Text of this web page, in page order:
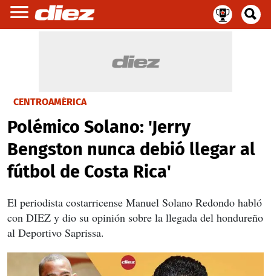
CENTROAMÉRICA
Polémico Solano: 'Jerry
Bengston nunca debió llegar al
fútbol de Costa Rica'
El periodista costarricense Manuel Solano Redondo habló
con DIEZ y dio su opinión sobre la llegada del hondureño
al Deportivo Saprissa.